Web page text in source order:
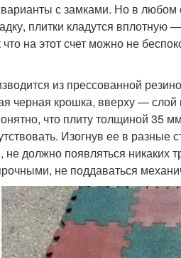
с замками. Но в любом
плитки кладутся вплотную
на этот счет можно не
из прессованной
черная крошка, вверху —
что плиту толщиной 35 мм
Изогнув ее в
должно появляться никаких
не поддаваться